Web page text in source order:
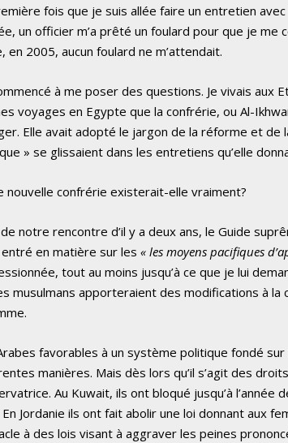
fois que je suis allée faire un entretien
un officier m’a prêté un foulard pour que je
en 2005, aucun foulard ne m’attendait.
à me poser des questions. Je vivais aux
voyages en Egypte que la confrérie, ou Al-
Elle avait adopté le jargon de la réforme et
» se glissaient dans les entretiens qu’elle
nouvelle confrérie existerait-elle vraiment?
notre rencontre d’il y a deux ans, le Guide
en matière sur les« les moyens pacifiques
tout au moins jusqu’à ce que je lui
musulmans apporteraient des modifications à
favorables à un système politique fondé
manières. Mais dès lors qu’il s’agit des
Au Kuwait, ils ont bloqué jusqu’à
En Jordanie ils ont fait abolir une loi donnant aux
à des lois visant à aggraver les peines